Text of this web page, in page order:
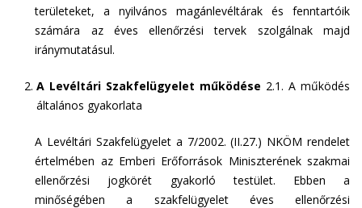
területeket, a nyilvános magánlevéltárak és fenntartóik
számára az éves ellenőrzési tervek szolgálnak majd
iránymutatásul.
A Levéltári Szakfelügyelet működése 2.1. A működés
általános gyakorlata
A Levéltári Szakfelügyelet a 7/2002. (II.27.) NKÖM rendelet
értelmében az Emberi Erőforrások Miniszterének szakmai
ellenőrzési jogkörét gyakorló testület. Ebben a
minőségében a szakfelügyelet éves ellenőrzési